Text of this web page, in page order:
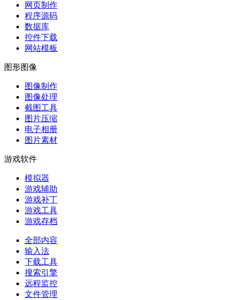
网页制作
程序源码
数据库
控件下载
网站模板
图形图像
图像制作
图像处理
截图工具
图片压缩
电子相册
图片素材
游戏软件
模拟器
游戏辅助
游戏补丁
游戏工具
游戏存档
全部内容
输入法
下载工具
搜索引擎
远程监控
文件管理